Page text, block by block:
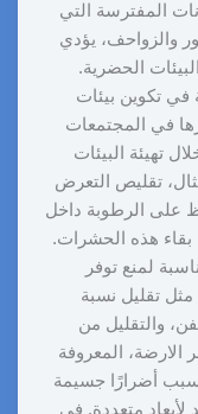
المفترسة التي
والزواحف، يؤدي
الحضرية.
تكوين بيئات
في المجتمعات
تهيئة البيئات
تقليص التعرض
على الرطوبة داخل
بقاء هذه الحشرات.
لمنع توفر
مثل تقليل نسبة
والتقليل من
الارضة، المعروفة
أضرارًا جسيمة
لأبعاد متعددة. في